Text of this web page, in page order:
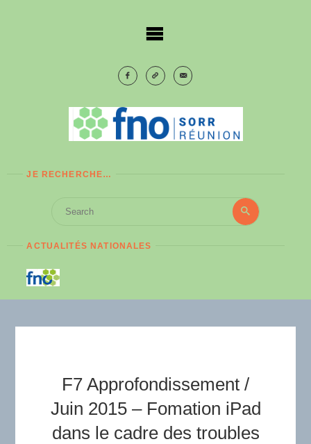
JE RECHERCHE…
Search
Search
ACTUALITÉS NATIONALES
F7 Approfondissement /
Juin 2015 – Fomation iPad
dans le cadre des troubles